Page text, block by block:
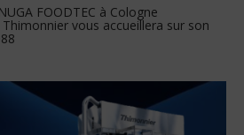
FOODTEC à Cologne
vous accueillera sur son